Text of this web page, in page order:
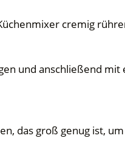
cremig
und anschließend
das groß genug ist,